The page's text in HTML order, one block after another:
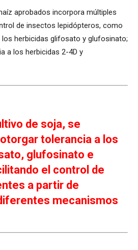
aprobados incorpora múltiples
de insectos lepidópteros, como
herbicidas glifosato y glufosinato;
a los herbicidas 2-4D y
de soja, se
tolerancia a los
glufosinato e
el control de
a partir de
mecanismos